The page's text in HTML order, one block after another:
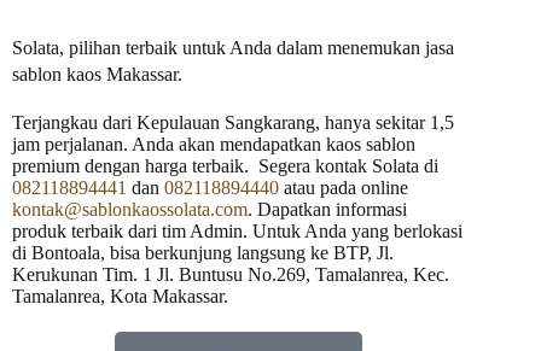
Solata, pilihan terbaik untuk Anda dalam menemukan jasa
sablon kaos Makassar.
Terjangkau dari Kepulauan Sangkarang, hanya sekitar 1,5
jam perjalanan. Anda akan mendapatkan kaos sablon
premium dengan harga terbaik. Segera kontak Solata di
082118894441 dan 082118894440 atau pada online
kontak@sablonkaossolata.com. Dapatkan informasi
produk terbaik dari tim Admin. Untuk Anda yang berlokasi
di Bontoala, bisa berkunjung langsung ke BTP, Jl.
Kerukunan Tim. 1 Jl. Buntusu No.269, Tamalanrea, Kec.
Tamalanrea, Kota Makassar.